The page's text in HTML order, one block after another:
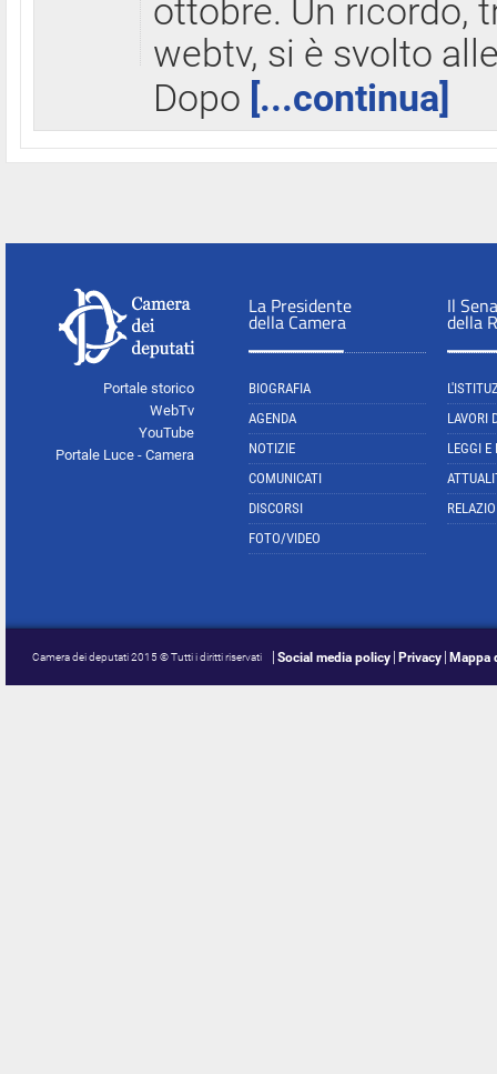
ottobre. Un ricordo,
webtv, si è svolto
Dopo [...continua]
Portale storico
WebTv
YouTube
Portale Luce - Camera
La Presidente
della Camera
BIOGRAFIA
AGENDA
NOTIZIE
COMUNICATI
DISCORSI
FOTO/VIDEO
Il
della
LAVORI
LEGGI E
Camera dei deputati 2015 © Tutti i diritti riservati Social media policy Privacy Mappa